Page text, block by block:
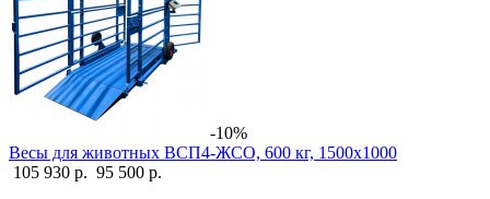
-10%
Весы для животных ВСП4-ЖСО, 600 кг, 1500х1000
105 930 р. 95 500 р.